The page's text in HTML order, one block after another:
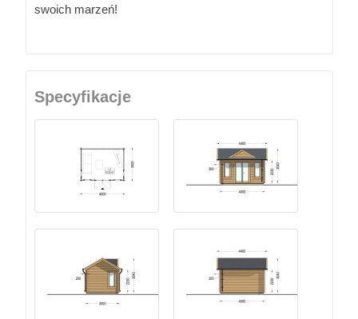
swoich marzeń!
Specyfikacje